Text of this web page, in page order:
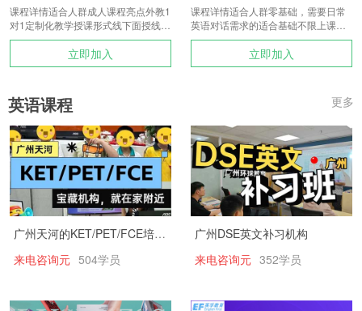
课程详情适合人群成人课程亮点外教1
对1定制化教学授课形式线下面授线上
录播授课特色外教1对1小班教学免
立即加入
课程详情适合人群零基础，需要日常
英语对话需求的适合基础不限上课人
数10人以下课程类型体验课课程亮点
立即加入
英语课程 更多
广州天河的KET/PET/FCE培训机构
来电咨询元 504学员
广州DSE英文补习机构
来电咨询元 352学员